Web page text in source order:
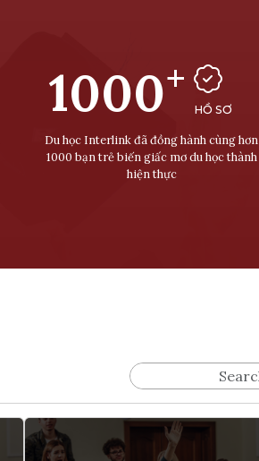
1000+
HỒ SƠ
Du học Interlink đã đồng hành cùng hơn
1000 bạn trẻ biến giấc mơ du học thành
hiện thực